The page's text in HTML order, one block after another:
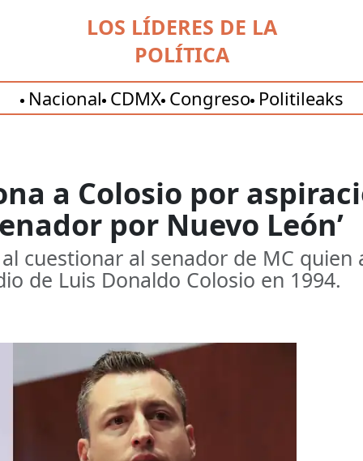
LOS LÍDERES DE LA
POLÍTICA
Nacional CDMX Congreso Politileaks
a Colosio por
por Nuevo León’
cuestionar al senador de MC
de Luis Donaldo Colosio en 1994.